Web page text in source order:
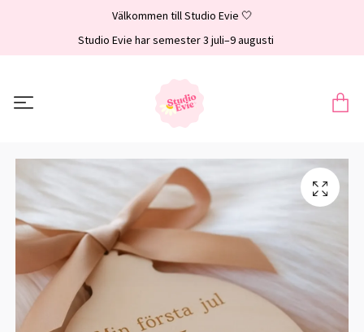
Välkommen till Studio Evie 🤍
Studio Evie har semester 3 juli–9 augusti